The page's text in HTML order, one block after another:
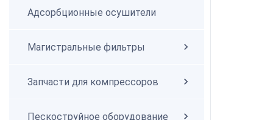
Адсорбционные осушители
Магистральные фильтры
Запчасти для компрессоров
Пескоструйное оборудование